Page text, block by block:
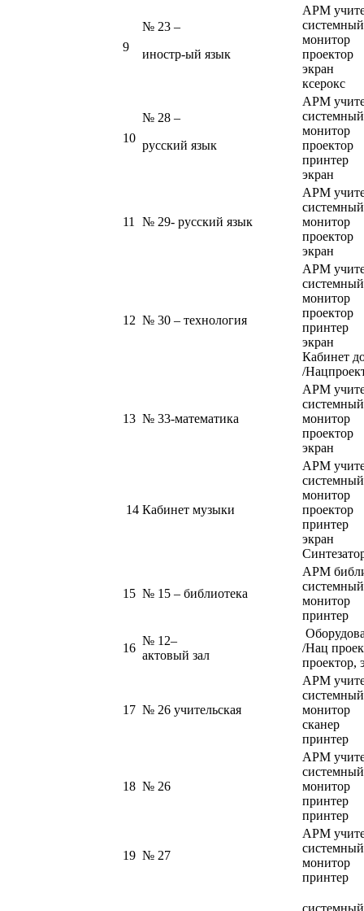
9
№ 23 –
иностр-ый язык
АРМ
монитор
проектор
экран
ксерокс
10
№ 28 –
русский язык
АРМ
монитор
проектор
принтер
экран
11 № 29- русский язык
АРМ
монитор
проектор
экран
12 № 30 – технология
АРМ
монитор
проектор
принтер
экран
Кабинет
/
13 № 33-математика
АРМ
монитор
проектор
экран
14 Кабинет музыки
АРМ
монитор
проектор
принтер
экран
15 № 15 – библиотека
АРМ
монитор
принтер
16
№ 12–
актовый зал
/Нац
проектор,
17 № 26 учительская
АРМ
монитор
сканер
принтер
18 № 26
АРМ
монитор
принтер
принтер
19 № 27
АРМ
монитор
принтер